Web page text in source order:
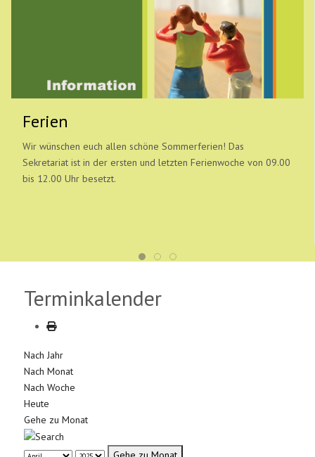
Ferien
Wir wünschen euch allen schöne Sommerferien! Das
Sekretariat ist in der ersten und letzten Ferienwoche von 09.00
bis 12.00 Uhr besetzt.
Terminkalender
Nach Jahr
Nach Monat
Nach Woche
Heute
Gehe zu Monat